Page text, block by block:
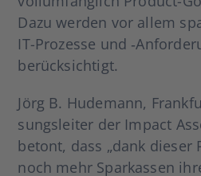
Dazu wer­den vor allem
IT-Pro­­zes­­se und
berück­sich­tigt.
Jörg B. Hude­mann,
sungs­lei­ter der Impact
betont, dass „dank die­ser
noch mehr Spar­kas­sen